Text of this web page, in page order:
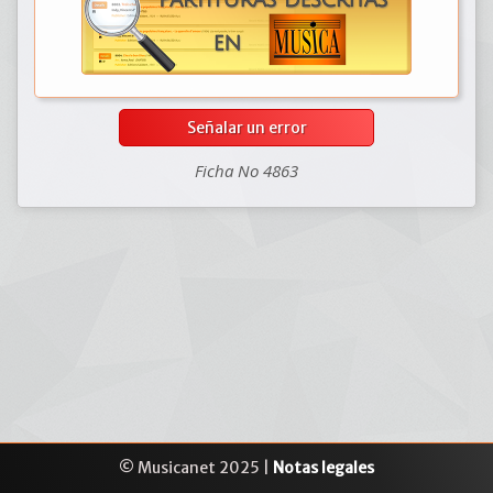
Señalar un error
Ficha No 4863
© Musicanet 2025 | Notas legales